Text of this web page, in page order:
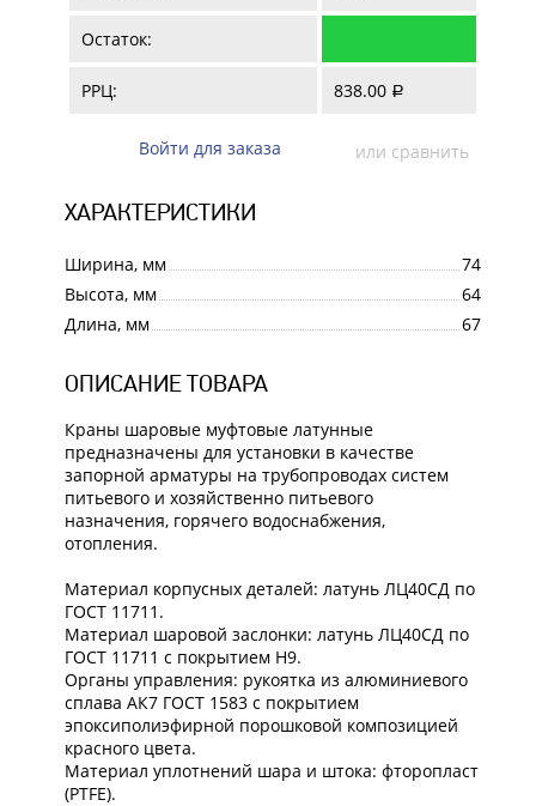
Остаток:
РРЦ: 838.00 a
Войти для заказа или сравнить
ХАРАКТЕРИСТИКИ
Ширина, мм
74
Высота, мм
64
Длина, мм
67
ОПИСАНИЕ ТОВАРА
Краны шаровые муфтовые латунные
предназначены для установки в качестве
запорной арматуры на трубопроводах систем
питьевого и хозяйственно питьевого
назначения, горячего водоснабжения,
отопления.
Материал корпусных деталей: латунь ЛЦ40СД по
ГОСТ 11711.
Материал шаровой заслонки: латунь ЛЦ40СД по
ГОСТ 11711 с покрытием Н9.
Органы управления: рукоятка из алюминиевого
сплава АК7 ГОСТ 1583 с покрытием
эпоксиполиэфирной порошковой композицией
красного цвета.
Материал уплотнений шара и штока: фторопласт
(PTFE).